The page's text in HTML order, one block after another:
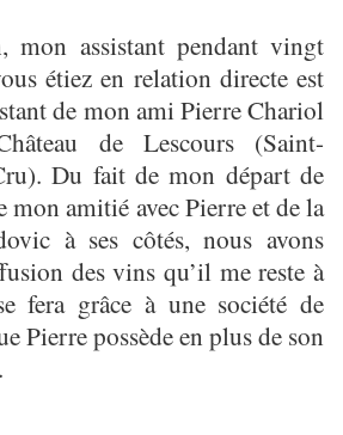
mon assistant pendant vingt
étiez en relation directe est
de mon ami Pierre Chariol
de Lescours (Saint-
Du fait de mon départ de
amitié avec Pierre et de la
à ses côtés, nous avons
des vins qu’il me reste à
fera grâce à une société de
Pierre possède en plus de son